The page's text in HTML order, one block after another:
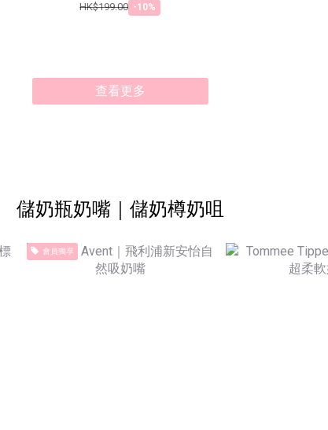
HK$199.00 -10%
查看更多
儲奶瓶奶嘴｜儲奶樽奶咀
會員獨享